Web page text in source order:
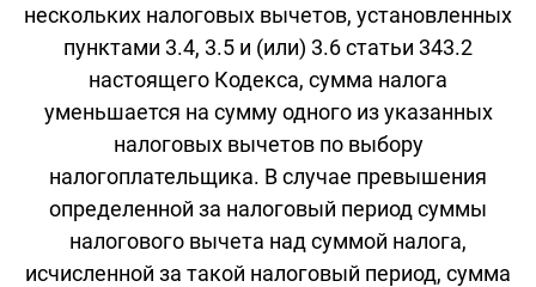
нескольких налоговых вычетов, установленных
пунктами 3.4, 3.5 и (или) 3.6 статьи 343.2
настоящего Кодекса, сумма налога
уменьшается на сумму одного из указанных
налоговых вычетов по выбору
налогоплательщика. В случае превышения
определенной за налоговый период суммы
налогового вычета над суммой налога,
исчисленной за такой налоговый период, сумма